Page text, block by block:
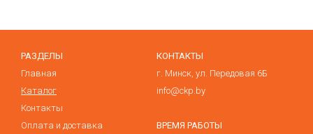
РАЗДЕЛЫ
Главная
Каталог
Контакты
Оплата и доставка
КОНТАКТЫ
г. Минск, ул. Передовая 6Б
info@ckp.by
ВРЕМЯ РАБОТЫ